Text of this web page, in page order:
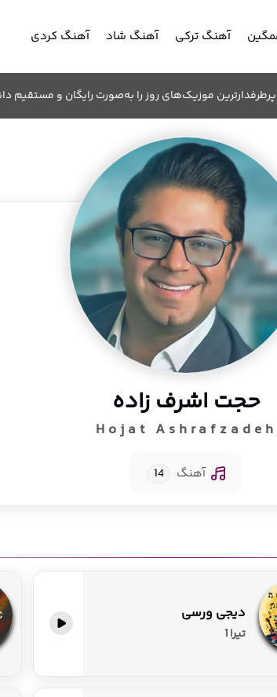
آهنگ ترکی آهنگ شاد آهنگ کردی
موزیک‌های روز را به‌صورت رایگان و مستقیم
حجت اشرف زاده
Hojat Ashrafzadeh
آهنگ 14
دیجی ورسی
تیرا 1